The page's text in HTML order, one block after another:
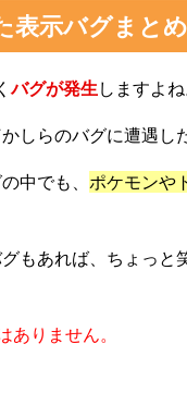
表示バグまとめ
バグが発生しますよね
しらのバグに遭遇し
中でも、 ポケモンや
もあれば、ちょっ
りません。